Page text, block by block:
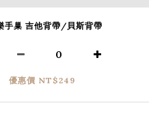
手巢 吉他背帶/貝斯背帶
優惠價 NT$249